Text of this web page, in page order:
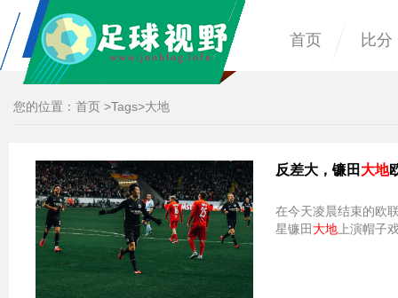
首页 比分
您的位置： 首页 >Tags>大地
反差大，镰田 大地
在今天凌晨结束的欧
星镰田 大地 上演帽子